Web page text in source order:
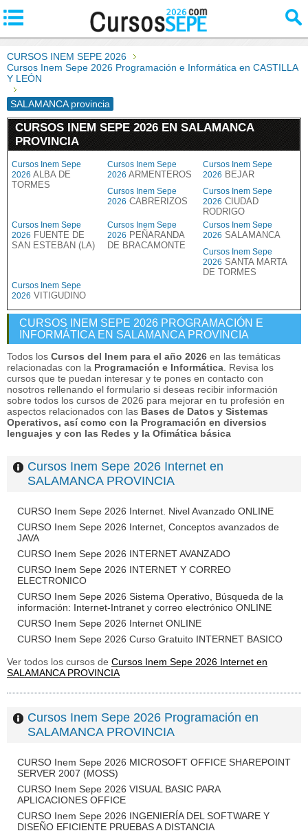
CURSOS INEM SEPE 2026
Cursos Inem Sepe 2026 Programación e Informática en CASTILLA
Y LEÓN
SALAMANCA provincia
CURSOS INEM SEPE 2026 EN SALAMANCA
PROVINCIA
Cursos Inem Sepe
2026 ALBA DE
TORMES
Cursos Inem Sepe
2026 ARMENTEROS
Cursos Inem Sepe
2026 BEJAR
Cursos Inem Sepe
2026 CABRERIZOS
Cursos Inem Sepe
2026 CIUDAD
RODRIGO
Cursos Inem Sepe
2026 FUENTE DE
SAN ESTEBAN (LA)
Cursos Inem Sepe
2026 PEÑARANDA
DE BRACAMONTE
Cursos Inem Sepe
2026 SALAMANCA
Cursos Inem Sepe
2026 SANTA MARTA
DE TORMES
Cursos Inem Sepe
2026 VITIGUDINO
CURSOS INEM SEPE 2026 PROGRAMACIÓN E
INFORMÁTICA EN SALAMANCA PROVINCIA
Todos los Cursos del Inem para el año 2026 en las temáticas
relacionadas con la Programación e Informática . Revisa los
cursos que te puedan interesar y te pones en contacto con
nosotros rellenando el formulario si deseas recibir información
sobre todos los cursos de 2026 para mejorar en tu profesión en
aspectos relacionados con las Bases de Datos y Sistemas
Operativos, así como con la Programación en diversios
lenguajes y con las Redes y la Ofimática básica
Cursos Inem Sepe 2026 Internet en
SALAMANCA PROVINCIA
CURSO Inem Sepe 2026 Internet. Nivel Avanzado ONLINE
CURSO Inem Sepe 2026 Internet, Conceptos avanzados de
JAVA
CURSO Inem Sepe 2026 INTERNET AVANZADO
CURSO Inem Sepe 2026 INTERNET Y CORREO
ELECTRONICO
CURSO Inem Sepe 2026 Sistema Operativo, Búsqueda de la
información: Internet-Intranet y correo electrónico ONLINE
CURSO Inem Sepe 2026 Internet ONLINE
CURSO Inem Sepe 2026 Curso Gratuito INTERNET BASICO
Ver todos los cursos de Cursos Inem Sepe 2026 Internet en
SALAMANCA PROVINCIA
Cursos Inem Sepe 2026 Programación en
SALAMANCA PROVINCIA
CURSO Inem Sepe 2026 MICROSOFT OFFICE SHAREPOINT
SERVER 2007 (MOSS)
CURSO Inem Sepe 2026 VISUAL BASIC PARA
APLICACIONES OFFICE
CURSO Inem Sepe 2026 INGENIERÍA DEL SOFTWARE Y
DISEÑO EFICIENTE PRUEBAS A DISTANCIA